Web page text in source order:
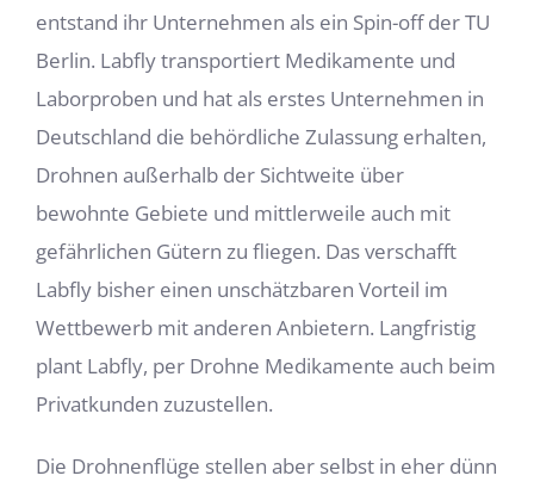
entstand ihr Unternehmen als ein Spin-off der TU
Berlin. Labfly transportiert Medikamente und
Laborproben und hat als erstes Unternehmen in
Deutschland die behördliche Zulassung erhalten,
Drohnen außerhalb der Sichtweite über
bewohnte Gebiete und mittlerweile auch mit
gefährlichen Gütern zu fliegen. Das verschafft
Labfly bisher einen unschätzbaren Vorteil im
Wettbewerb mit anderen Anbietern. Langfristig
plant Labfly, per Drohne Medikamente auch beim
Privatkunden zuzustellen.
Die Drohnenflüge stellen aber selbst in eher dünn